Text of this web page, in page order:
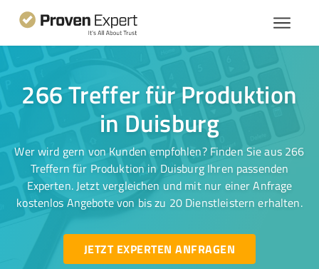
266 Treffer für Produktion
in Duisburg
Wer wird gern von Kunden empfohlen? Finden Sie aus 266
Treffern für Produktion in Duisburg Ihren passenden
Experten. Jetzt vergleichen und mit nur einer Anfrage
kostenlos Angebote von bis zu 20 Dienstleistern erhalten.
JETZT EXPERTEN ANFRAGEN